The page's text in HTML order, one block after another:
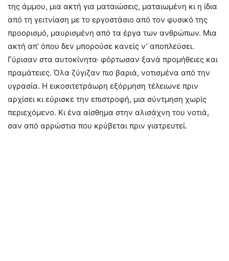
της άμμου, μια ακτή για ματαιώσεις, ματαιωμένη κι η ίδια
από τη γειτνίαση με το εργοστάσιο από τον φυσικό της
προορισμό, μαυρισμένη από τα έργα των ανθρώπων. Μια
ακτή απ’ όπου δεν μπορούσε κανείς ν’ αποπλεύσει.
Γύρισαν στα αυτοκίνητα· φόρτωσαν ξανά προμήθειες και
πραμάτειες. Όλα ζύγιζαν πιο βαριά, νοτισμένα από την
υγρασία. Η εικοσιτετράωρη εξόρμηση τέλειωνε πριν
αρχίσει κι εύρισκε την επιστροφή, μια σύντμηση χωρίς
περιεχόμενο. Κι ένα αίσθημα στην αλισάχνη του νοτιά,
σαν από αρρώστια που κρύβεται πριν γιατρευτεί.